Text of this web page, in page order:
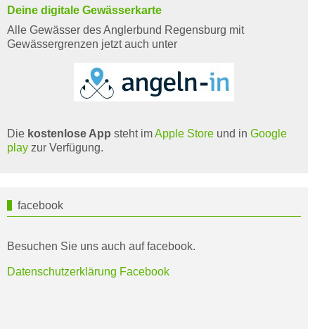
Deine digitale Gewässerkarte
Alle Gewässer des Anglerbund Regensburg mit
Gewässergrenzen jetzt auch unter
Die kostenlose App steht imApple Store und in Google
play zur Verfügung.
facebook
Besuchen Sie uns auch auf facebook.
Datenschutzerklärung Facebook